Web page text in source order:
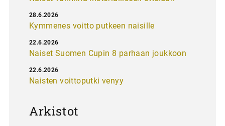
Kymmenes voitto putkeen naisille
28.6.2026
Naiset Suomen Cupin 8 parhaan joukkoon
22.6.2026
Naisten voittoputki venyy
22.6.2026
Arkistot